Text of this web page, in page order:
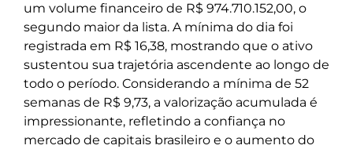
um volume financeiro de R$ 974.710.152,00, o
segundo maior da lista. A mínima do dia foi
registrada em R$ 16,38, mostrando que o ativo
sustentou sua trajetória ascendente ao longo de
todo o período. Considerando a mínima de 52
semanas de R$ 9,73, a valorização acumulada é
impressionante, refletindo a confiança no
mercado de capitais brasileiro e o aumento do